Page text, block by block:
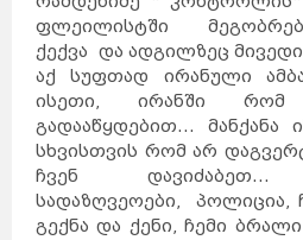
ფლეილისტში
ქექვა და ადგილზეც
აქ სუფთად ირანული
ისეთი, ირანში რომ
გადააწყდებით... მანქანა
სხვისთვის რომ არ
ჩვენ დავიძაბეთ...
სადაზღვეოები, პოლიცია,
გექნა და ქენი, ჩემი